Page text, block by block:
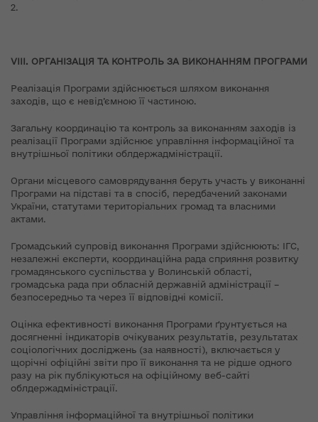
2.
VІІІ. ОРГАНІЗАЦІЯ ТА КОНТРОЛЬ ЗА ВИКОНАННЯМ ПРОГРАМИ
Реалізація Програми здійснюється шляхом виконання
заходів, що є невід’ємною її частиною.
Загальну координацію та контроль за виконанням заходів із
реалізації Програми здійснює управління інформаційної та
внутрішньої політики облдержадміністрації.
Органи місцевого самоврядування беруть участь у виконанні
Програми на підставі та в спосіб, передбачений законами
України, статутами територіальних громад та власними
актами.
Громадський супровід виконання Програми здійснюють: ІГС,
незалежні експерти, координаційна рада сприяння розвитку
громадянського суспільства у Волинській області,
громадська рада при обласній державній адміністрації –
безпосередньо та через її відповідні комісії.
Оцінка ефективності виконання Програми ґрунтується на
досягненні індикаторів очікуваних результатів, результатах
соціологічних досліджень (за наявності), включається у
щорічні офіційні звіти про її виконання та не рідше одного
разу на рік публікуються на офіційному веб-сайті
облдержадміністрації.
Управління інформаційної та внутрішньої політики